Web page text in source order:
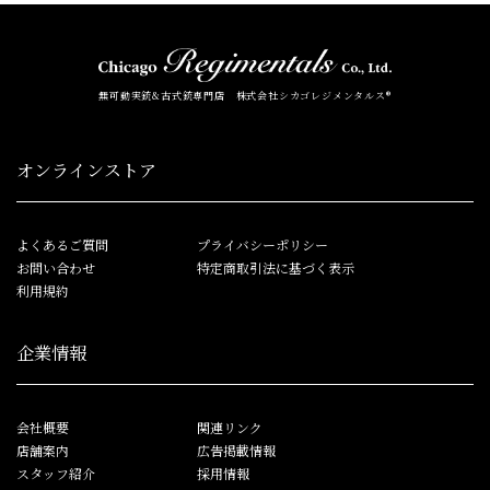
無可動実銃&古式銃専門店 株式会社シカゴレジメンタルス®
オンラインストア
よくあるご質問
お問い合わせ
利用規約
プライバシーポリシー
特定商取引法に基づく表示
企業情報
会社概要
店舗案内
スタッフ紹介
関連リンク
広告掲載情報
採用情報